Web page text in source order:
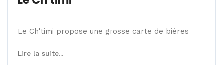
Le Ch'timi propose une grosse carte de bières
Lire la suite...